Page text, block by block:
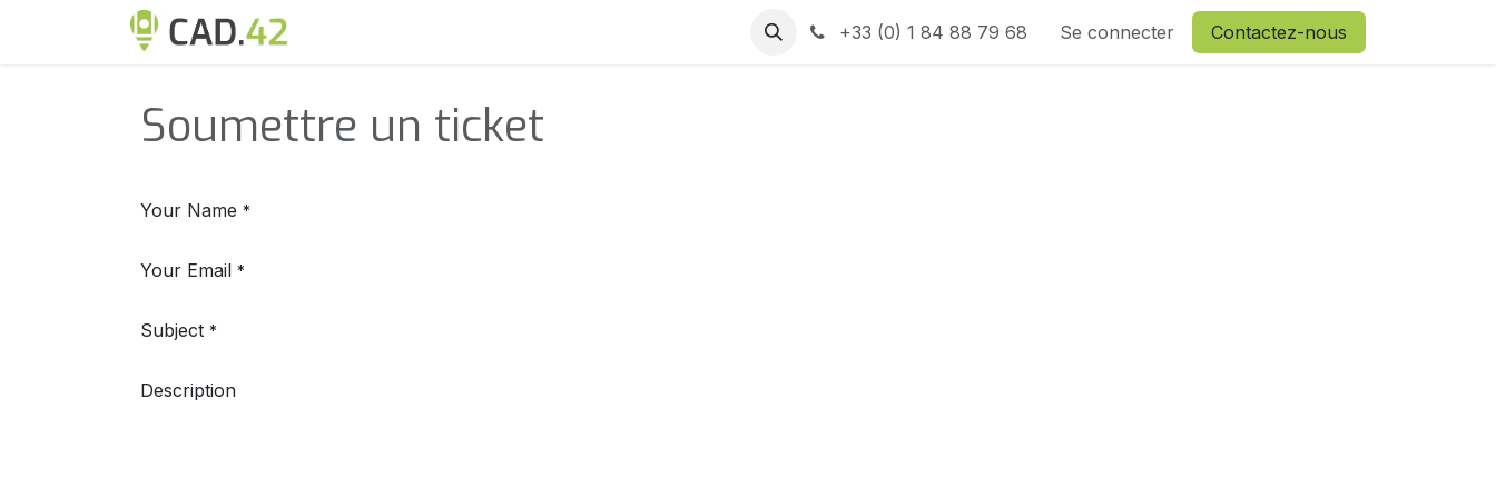
Se rendre au contenu
Aide Postes+33 (0) 1 84 88 79 68 Se connecter Contactez-nous
Soumettre un ticket
Your Name *
Your Email *
Subject *
Description